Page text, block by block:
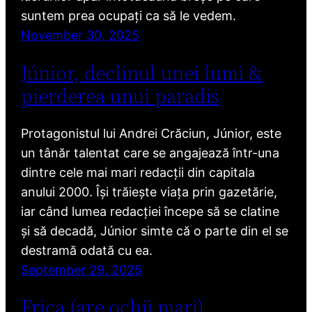
suntem prea ocupați ca să le vedem.
November 30, 2025
Júnior, declinul unei lumi &
pierderea unui paradis
Protagonistul lui Andrei Crăciun, Júnior, este
un tânăr talentat care se angajează într-una
dintre cele mai mari redacții din capitala
anului 2000. Își trăiește viața prin gazetărie,
iar când lumea redacției începe să se clatine
și să decadă, Júnior simte că o parte din el se
destramă odată cu ea.
September 29, 2025